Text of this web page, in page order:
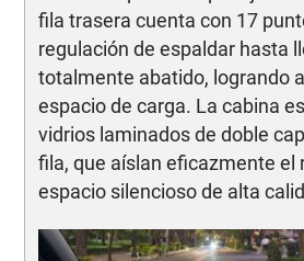
fila trasera cuenta con 17
regulación de espaldar hasta
totalmente abatido, logrando
espacio de carga. La cabina
vidrios laminados de doble
fila, que aíslan eficazmente el
espacio silencioso de alta